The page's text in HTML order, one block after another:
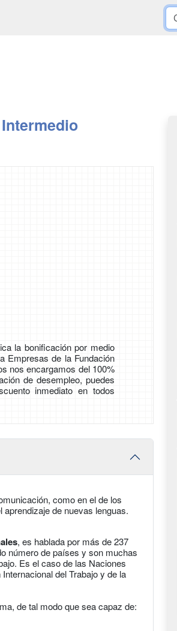
la bonificación por medio
Empresas de la Fundación
nos encargamos del 100%
de desempleo, puedes
inmediato en todos
como en el de los
de nuevas lenguas.
, es hablada por más de 237
número de países y son muchas
Es el caso de las Naciones
del Trabajo y de la
de tal modo que sea capaz de: